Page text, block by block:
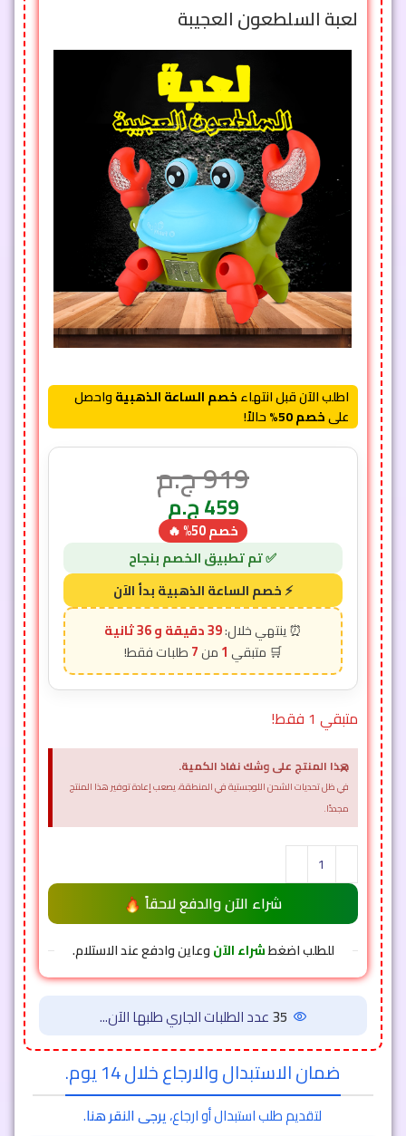
لعبة السلطعون العجيبة
اطلب الآن قبل انتهاءخصم الساعة الذهبيةواحصل
علىخصم 50% حالاً!
919ج.م
459ج.م
خصم 50% 🔥
39 دقيقة و 34 ثانية
1
7
متبقي 1 فقط!
هذا المنتج على وشك نفاذ الكمية.
في ظل تحديات الشحن اللوجستية في المنطقة، يصعب إعادة توفير هذا المنتج
مجددًا.
×
شراء الآن والدفع لاحقاً
للطلب اضغطشراء الآنوعاين وادفع عند الاستلام.
35عدد الطلبات الجاري طلبها الآن...
ضمان الاستبدال والارجاع خلال 14 يوم.
لتقديم طلب استبدال أو ارجاع،يرجى النقر هنا.